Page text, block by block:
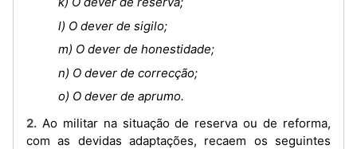
l) O dever de sigilo;
m) O dever de honestidade;
n) O dever de correcção;
o) O dever de aprumo.
2. Ao militar na situação de reserva ou de reforma,
com as devidas adaptações, recaem os seguintes